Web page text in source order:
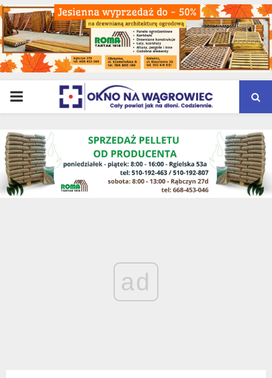
PRIMARY
MENU
ad